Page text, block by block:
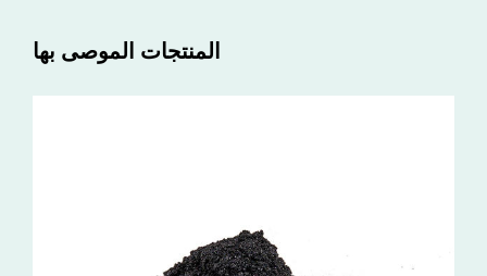
المنتجات الموصى بها